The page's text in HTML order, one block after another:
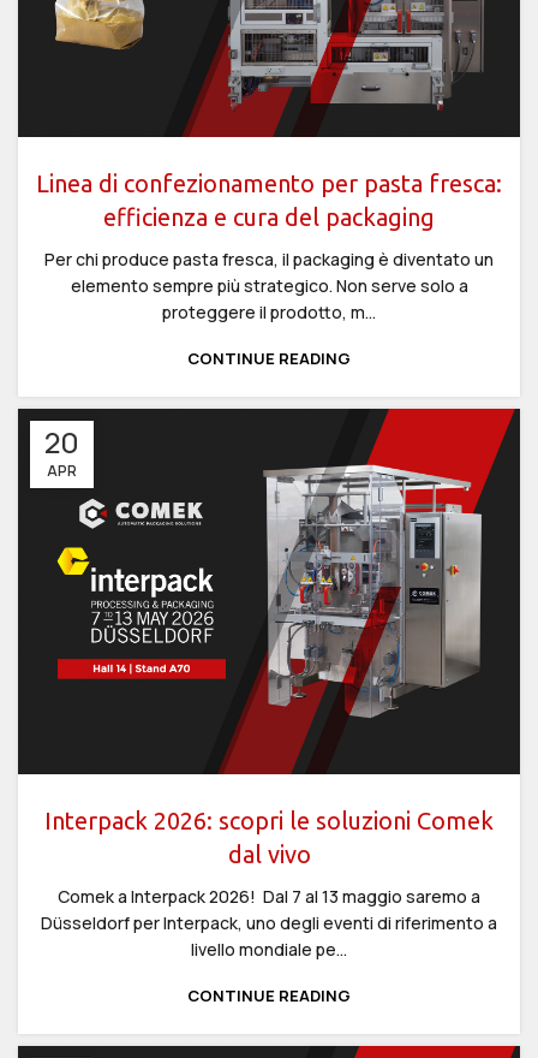
Linea di confezionamento per pasta fresca:
efficienza e cura del packaging
Per chi produce pasta fresca, il packaging è diventato un
elemento sempre più strategico. Non serve solo a
proteggere il prodotto, m...
CONTINUE READING
20
APR
Interpack 2026: scopri le soluzioni Comek
dal vivo
Comek a Interpack 2026! Dal 7 al 13 maggio saremo a
Düsseldorf per Interpack, uno degli eventi di riferimento a
livello mondiale pe...
CONTINUE READING